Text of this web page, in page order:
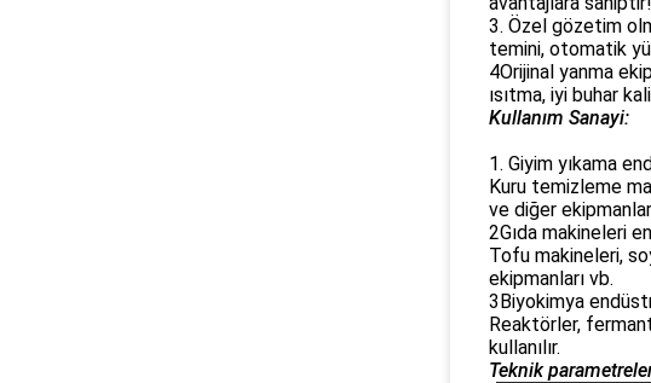
3. Özel gözetim
temini, otomatik
4Orijinal yanma
ısıtma, iyi buhar
Kullanım Sanayi:
1. Giyim yıkama
Kuru temizleme
ve diğer
2Gıda makineleri
Tofu makineleri,
ekipmanları vb.
3Biyokimya
Reaktörler,
kullanılır.
Teknik